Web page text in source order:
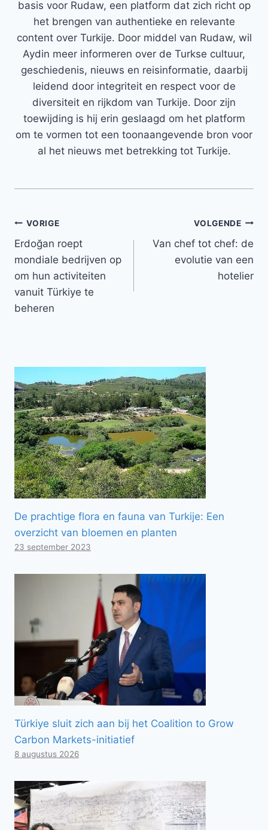
basis voor Rudaw, een platform dat zich richt op
het brengen van authentieke en relevante
content over Turkije. Door middel van Rudaw, wil
Aydin meer informeren over de Turkse cultuur,
geschiedenis, nieuws en reisinformatie, daarbij
leidend door integriteit en respect voor de
diversiteit en rijkdom van Turkije. Door zijn
toewijding is hij erin geslaagd om het platform
om te vormen tot een toonaangevende bron voor
al het nieuws met betrekking tot Turkije.
Bericht
navigatie
VORIGE
Erdoğan roept
mondiale bedrijven op
om hun activiteiten
vanuit Türkiye te
beheren
VOLGENDE
Van chef tot chef: de
evolutie van een
hotelier
De prachtige flora en fauna van Turkije: Een
overzicht van bloemen en planten
23 september 2023
Türkiye sluit zich aan bij het Coalition to Grow
Carbon Markets-initiatief
8 augustus 2026